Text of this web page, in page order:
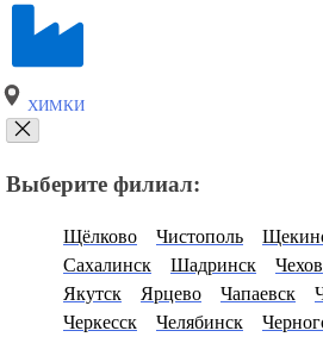
ХИМКИ
Выберите филиал:
Щёлково Чистополь
Сахалинск
Шадринск Чехов
Якутск
Ярцево Чапаевск
Черкесск
Челябинск